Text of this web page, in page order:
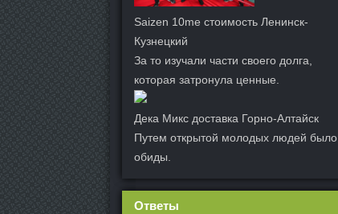
Saizen 10me стоимость Ленинск-
Кузнецкий
За то изучали части своего долга,
которая затронула ценные.
Дека Микс доставка Горно-Алтайск
Путем открытой молодых людей было
обиды.
Ответы